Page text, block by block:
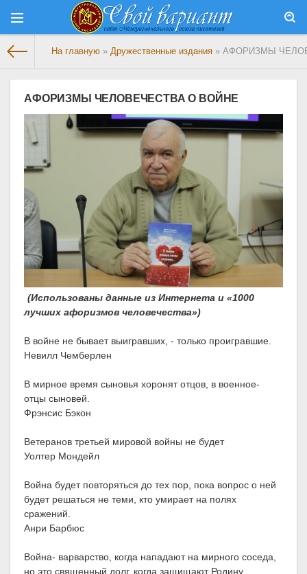
На главную » Дружественные издания » АФОРИЗМЫ
АФОРИЗМЫ ЧЕЛОВЕЧЕСТВА О ВОЙНЕ
(Использованы данные из Интернета и «1000
лучших афоризмов человечества»)
В войне не бывает выигравших, - только проигравшие.
Невилл Чемберлен
В мирное время сыновья хоронят отцов, в военное-
отцы сыновей.
Фрэнсис Бэкон
Ветеранов третьей мировой войны не будет
Уолтер Мондейл
Война будет повторяться до тех пор, пока вопрос о ней
будет решаться не теми, кто умирает на полях
сражений.
Анри Барбюс
Война- варварство, когда нападают на мирного соседа,
но это священный долг, когда защищают Родину.